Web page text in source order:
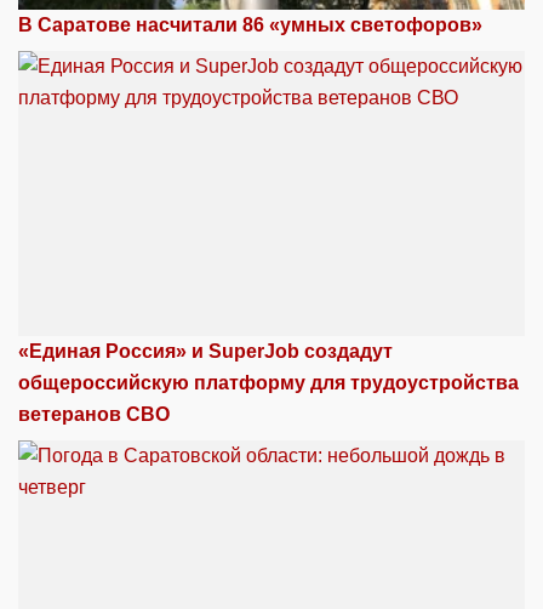
В Саратове насчитали 86 «умных светофоров»
«Единая Россия» и SuperJob создадут
общероссийскую платформу для трудоустройства
ветеранов СВО